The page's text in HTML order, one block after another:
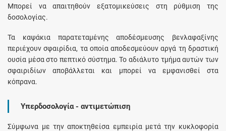
Μπορεί να απαιτηθούν εξατομικεύσεις στη ρύθμιση της
δοσολογίας.
Τα καψάκια παρατεταμένης αποδέσμευσης βενλαφαξίνης
περιέχουν σφαιρίδια, τα οποία αποδεσμεύουν αργά τη δραστική
ουσία μέσα στο πεπτικό σύστημα. Το αδιάλυτο τμήμα αυτών των
σφαιριδίων αποβάλλεται και μπορεί να εμφανισθεί στα
κόπρανα.
Υπερδοσολογία - αντιμετώπιση
Σύμφωνα με την αποκτηθείσα εμπειρία μετά την κυκλοφορία